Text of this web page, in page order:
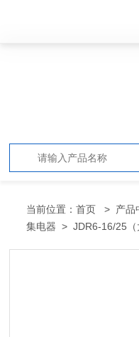
当前位置：首页 > 产品
集电器 > JDR6-16/25（